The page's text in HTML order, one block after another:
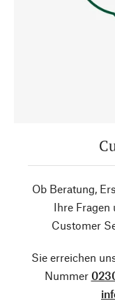
Ob Beratung,
Ihre Fragen
Customer
Sie erreichen
Nummer